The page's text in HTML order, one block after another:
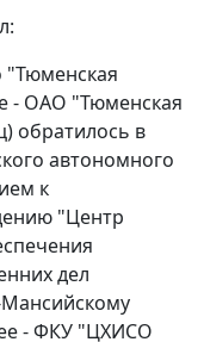
"Тюменская
- ОАО "Тюменская
обратилось в
автономного
к
"Центр
дел
- ФКУ "ЦХИСО